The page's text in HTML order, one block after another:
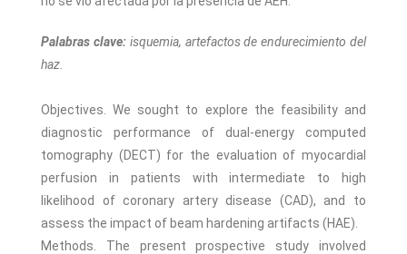
Palabras clave: isquemia, artefactos de endurecimiento del
haz.
Objectives. We sought to explore the feasibility and
diagnostic performance of dual-energy computed
tomography (DECT) for the evaluation of myocardial
perfusion in patients with intermediate to high
likelihood of coronary artery disease (CAD), and to
assess the impact of beam hardening artifacts (HAE).
Methods. The present prospective study involved